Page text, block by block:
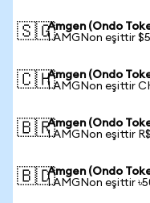
🇸🇬Amgen (Ondo
1 AMGNon eşittir
🇨🇭Amgen (Ondo
1 AMGNon eşittir
🇧🇷Amgen (Ondo
1 AMGNon eşittir
🇧🇩Amgen (Ondo
1 AMGNon eşittir